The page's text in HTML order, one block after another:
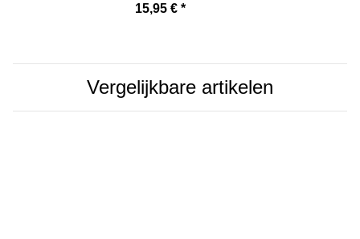
15,95 € *
Vergelijkbare artikelen